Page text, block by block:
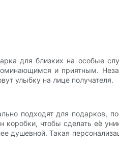
для близких на особые
и приятным.
улыбку на лице получателя.
подходят для подарков,
чтобы сделать её
душевной. Такая